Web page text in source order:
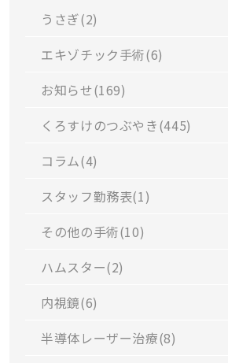
うさぎ(2)
エキゾチック手術(6)
お知らせ(169)
くろすけのつぶやき(445)
コラム(4)
スタッフ勤務表(1)
その他の手術(10)
ハムスター(2)
内視鏡(6)
半導体レーザー治療(8)